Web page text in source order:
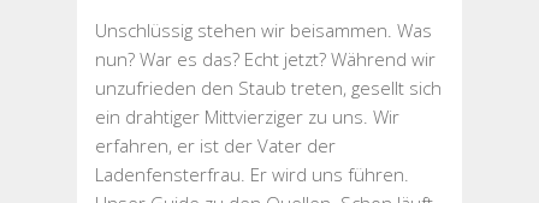
Unschlüssig stehen wir beisammen. Was
nun? War es das? Echt jetzt? Während wir
unzufrieden den Staub treten, gesellt sich
ein drahtiger Mittvierziger zu uns. Wir
erfahren, er ist der Vater der
Ladenfensterfrau. Er wird uns führen.